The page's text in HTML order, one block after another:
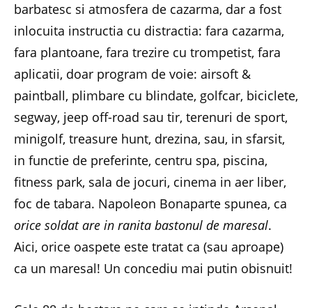
barbatesc si atmosfera de cazarma, dar a fost
inlocuita instructia cu distractia: fara cazarma,
fara plantoane, fara trezire cu trompetist, fara
aplicatii, doar program de voie: airsoft &
paintball, plimbare cu blindate, golfcar, biciclete,
segway, jeep off-road sau tir, terenuri de sport,
minigolf, treasure hunt, drezina, sau, in sfarsit,
in functie de preferinte, centru spa, piscina,
fitness park, sala de jocuri, cinema in aer liber,
foc de tabara. Napoleon Bonaparte spunea, ca
orice soldat are in ranita bastonul de maresal.
Aici, orice oaspete este tratat ca (sau aproape)
ca un maresal! Un concediu mai putin obisnuit!